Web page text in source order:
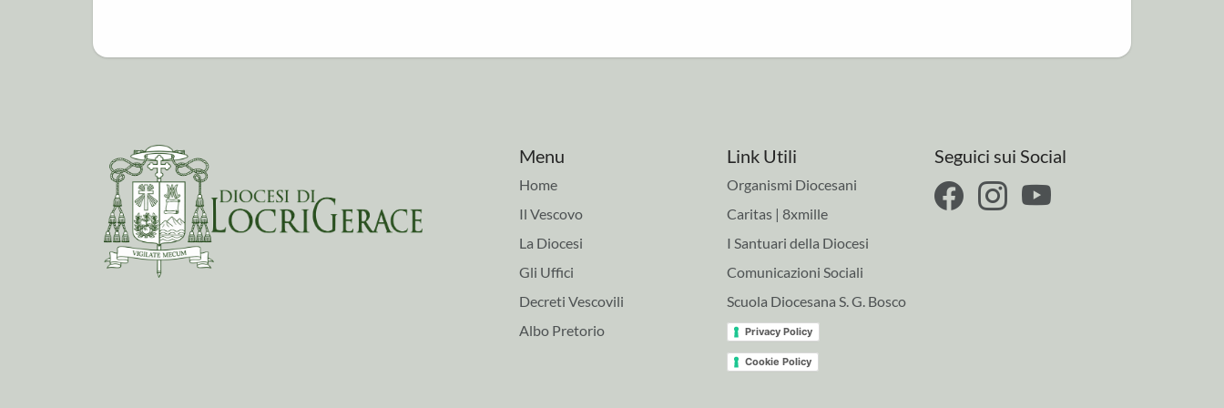
Menu
Home
Il Vescovo
La Diocesi
Gli Uffici
Decreti Vescovili
Albo Pretorio
Link Utili
Organismi Diocesani
Caritas | 8xmille
I Santuari della Diocesi
Comunicazioni Sociali
Scuola Diocesana S. G. Bosco
Privacy Policy
Cookie Policy
Seguici sui Social